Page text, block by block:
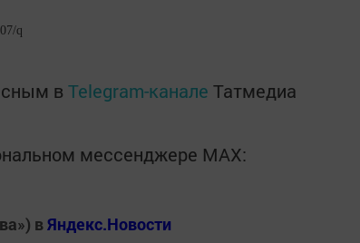
q
в Telegram-канале Татмедиа
мессенджере MАХ:
вЯндекс.Новости